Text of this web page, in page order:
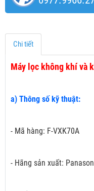
Chi tiết
Máy lọc không khí và
a) Thông số kỹ thuật:
- Mã hàng: F-VXK70A
- Hãng sản xuất: